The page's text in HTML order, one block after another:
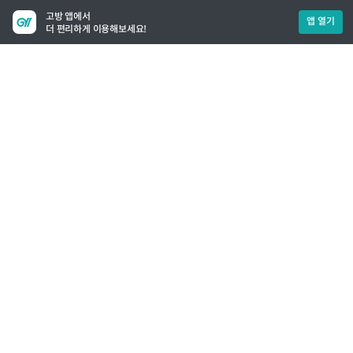
고방 앱에서
더 편리하게 이용해보세요!
앱 열기